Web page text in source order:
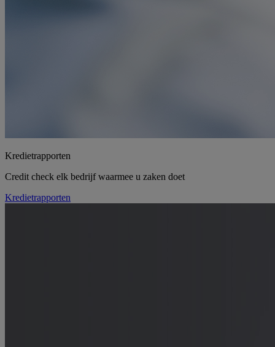
Kredietrapporten
Credit check elk bedrijf waarmee u zaken doet
Kredietrapporten